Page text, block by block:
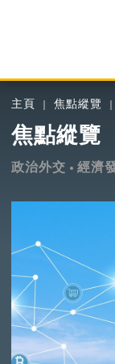
主頁 焦點縱覽
焦點縱覽
政治外交 經濟